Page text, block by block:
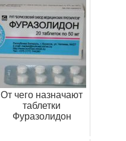
От чего назначают
таблетки
Фуразолидон